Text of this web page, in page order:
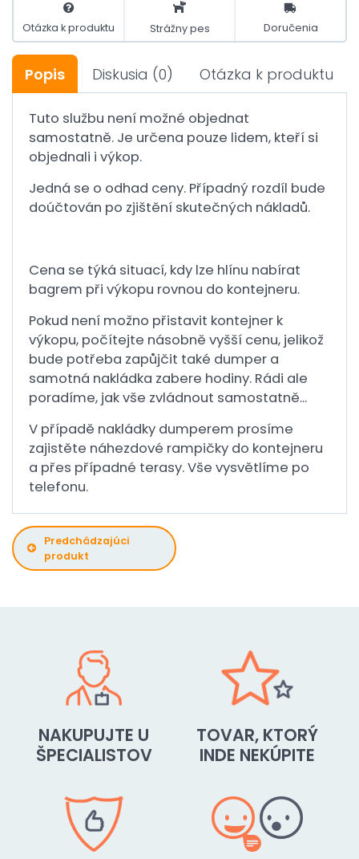
Otázka k produktu Strážny pes Doručenia
Popis Diskusia (0) Otázka k produktu
Tuto službu není možné objednat
samostatně. Je určena pouze lidem, kteří si
objednali i výkop.
Jedná se o odhad ceny. Případný rozdíl bude
doúčtován po zjištění skutečných nákladů.
Cena se týká situací, kdy lze hlínu nabírat
bagrem při výkopu rovnou do kontejneru.
Pokud není možno přistavit kontejner k
výkopu, počítejte násobně vyšší cenu, jelikož
bude potřeba zapůjčit také dumper a
samotná nakládka zabere hodiny. Rádi ale
poradíme, jak vše zvládnout samostatně...
V případě nakládky dumperem prosíme
zajistěte náhezdové rampičky do kontejneru
a přes případné terasy. Vše vysvětlíme po
telefonu.
Predchádzajúci
produkt
NAKUPUJTE U
ŠPECIALISTOV
TOVAR, KTORÝ
INDE NEKÚPITE